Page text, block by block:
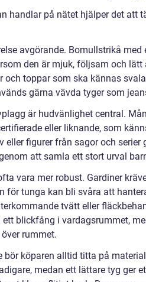
handlar på nätet hjälper det att
avgörande. Bomullstrikå
den är mjuk, följsam och lätt
och toppar som ska kännas
gärna vävda tyger som
är hudvänlighet central.
eller liknande, som
eller figurer från sagor och
att samla ett stort urval
vara mer robust. Gardiner
för tunga kan bli svåra att
tvätt eller
blickfång i vardagsrummet,
rummet.
bör köparen alltid titta på
medan ett lättare tyg ger